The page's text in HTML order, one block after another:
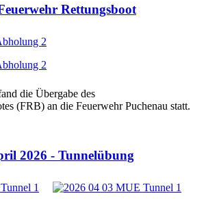
Rettungsboot
die Übergabe des
(FRB) an die Feuerwehr Puchenau statt.
2026 - Tunnelübung